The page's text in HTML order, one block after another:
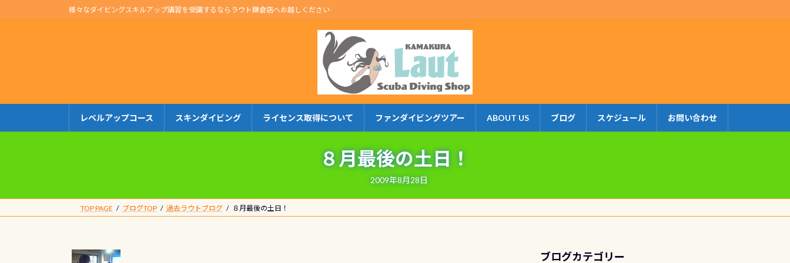
ン
キ
プ
ビ
に
動
様々なダイビングスキルアップ講習を受講するならラウト鎌倉店へお越しください
レベルアップコース スキンダイビング ライセンス取得について ファンダイビングツアー ABOUT US ブログ スケジュール お問い合わせ
８月最後の土日！
2009年8月28日
TOP PAGE ブログTOP 過去ラウトブログ ８月最後の土日！
ブログカテゴリー